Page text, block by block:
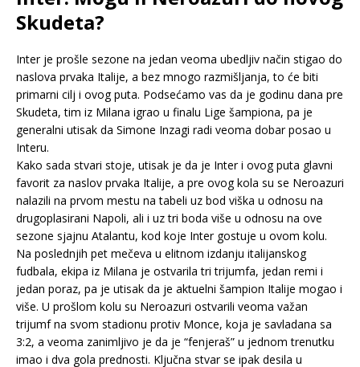
Skudeta?
Inter je prošle sezone na jedan veoma ubedljiv način stigao do
naslova prvaka Italije, a bez mnogo razmišljanja, to će biti
primarni cilj i ovog puta. Podsećamo vas da je godinu dana pre
Skudeta, tim iz Milana igrao u finalu Lige šampiona, pa je
generalni utisak da Simone Inzagi radi veoma dobar posao u
Interu.
Kako sada stvari stoje, utisak je da je Inter i ovog puta glavni
favorit za naslov prvaka Italije, a pre ovog kola su se Neroazuri
nalazili na prvom mestu na tabeli uz bod viška u odnosu na
drugoplasirani Napoli, ali i uz tri boda više u odnosu na ove
sezone sjajnu Atalantu, kod koje Inter gostuje u ovom kolu.
Na poslednjih pet mečeva u elitnom izdanju italijanskog
fudbala, ekipa iz Milana je ostvarila tri trijumfa, jedan remi i
jedan poraz, pa je utisak da je aktuelni šampion Italije mogao i
više. U prošlom kolu su Neroazuri ostvarili veoma važan
trijumf na svom stadionu protiv Monce, koja je savladana sa
3:2, a veoma zanimljivo je da je “fenjeraš” u jednom trenutku
imao i dva gola prednosti. Ključna stvar se ipak desila u